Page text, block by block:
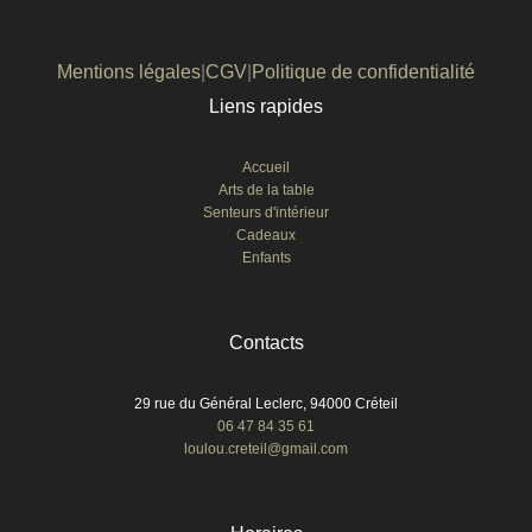
Mentions légales|CGV|Politique de confidentialité
Liens rapides
Accueil
Arts de la table
Senteurs d'intérieur
Cadeaux
Enfants
Contacts
29 rue du Général Leclerc, 94000 Créteil
06 47 84 35 61
loulou.creteil@gmail.com